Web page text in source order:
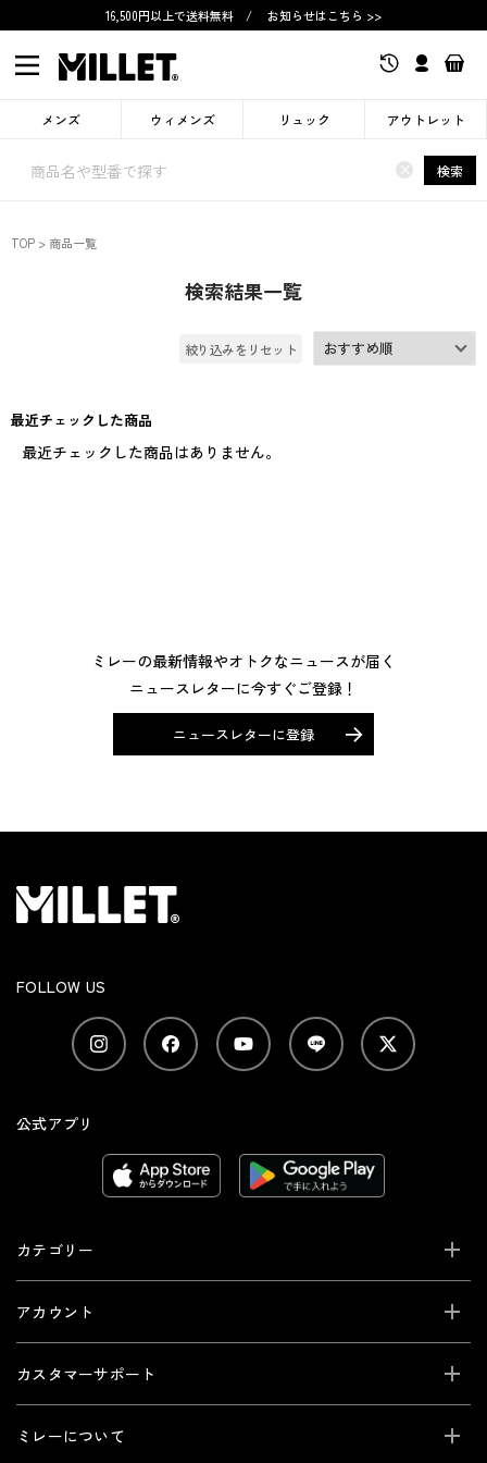
16,500円以上で送料無料 / お知らせはこちら >>
メンズ ウィメンズ リュック アウトレット
× 検索
TOP 商品一覧
検索結果一覧
絞り込みをリセット
最近チェックした商品
最近チェックした商品はありません。
ミレーの最新情報やオトクなニュースが届く
ニュースレターに今すぐご登録！
ニュースレターに登録
FOLLOW US
公式アプリ
カテゴリー
アカウント
カスタマーサポート
ミレーについて